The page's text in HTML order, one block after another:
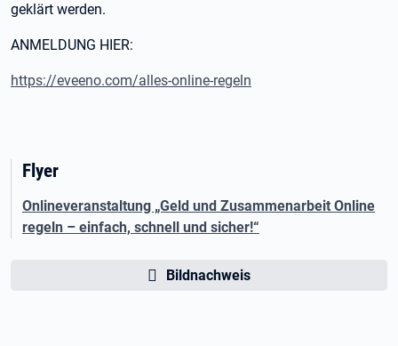
geklärt werden.
ANMELDUNG HIER:
https://eveeno.com/alles-online-regeln
Flyer
Onlineveranstaltung „Geld und Zusammenarbeit Online
regeln – einfach, schnell und sicher!“
Bildnachweis